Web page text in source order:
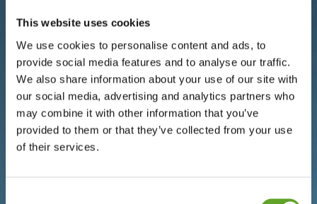
This website uses cookies
We use cookies to personalise content and ads, to
provide social media features and to analyse our traffic.
We also share information about your use of our site with
our social media, advertising and analytics partners who
may combine it with other information that you’ve
provided to them or that they’ve collected from your use
of their services.